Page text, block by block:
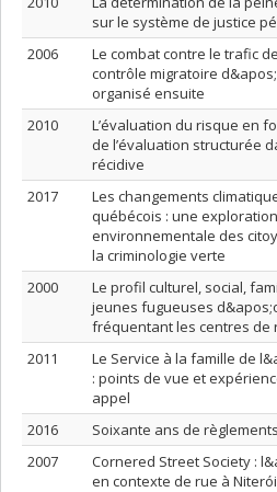
sur le système de justice
2006
Le combat contre le trafic
contrôle migratoire
organisé ensuite
2010
L’évaluation du risque en
de l’évaluation structurée
récidive
2017
Les changements
québécois : une
environnementale des
la criminologie verte
2000
Le profil culturel, social,
jeunes fugueuses
fréquentant les centres de
2011
Le Service à la famille de
: points de vue et
appel
2016
Soixante ans de
2007
Cornered Street Society :
en contexte de rue à